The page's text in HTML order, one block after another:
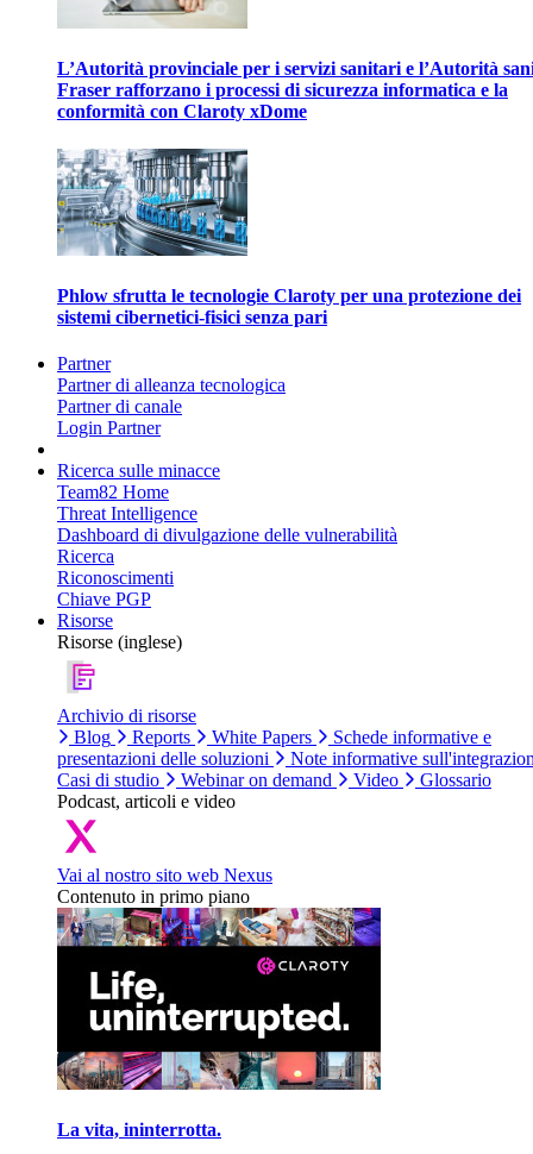
L’Autorità provinciale per i servizi sanitari e l’Autorità
Fraser rafforzano i processi di sicurezza informatica e la
conformità con Claroty xDome
Phlow sfrutta le tecnologie Claroty per una protezione dei
sistemi cibernetici-fisici senza pari
Partner
Partner di alleanza tecnologica
Partner di canale
Login Partner
Ricerca sulle minacce
Team82 Home
Threat Intelligence
Dashboard di divulgazione delle vulnerabilità
Ricerca
Riconoscimenti
Chiave PGP
Risorse
Risorse (inglese)
Archivio di risorse
Blog
Reports White Papers
Schede informative e
presentazioni delle soluzioni
Note informative
Casi di studio
Webinar on demand Video
Glossario
Podcast, articoli e video
Vai al nostro sito web Nexus
Contenuto in primo piano
La vita, ininterrotta.